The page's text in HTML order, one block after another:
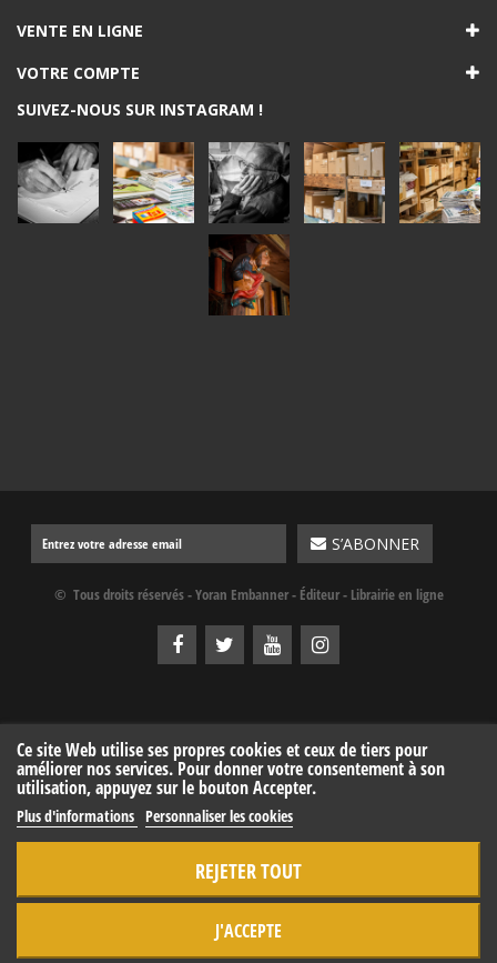
VENTE EN LIGNE
VOTRE COMPTE
Ce site Web utilise ses propres cookies et ceux de tiers pour
améliorer nos services. Pour donner votre consentement à son
utilisation, appuyez sur le bouton Accepter.
Plus d'informations Personnaliser les cookies
REJETER TOUT
J'ACCEPTE
SUIVEZ-NOUS SUR INSTAGRAM !
© Tous droits réservés - Yoran Embanner - Éditeur - Librairie en ligne